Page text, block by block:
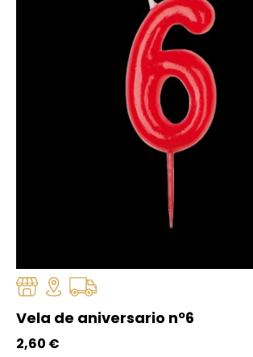
Vela de aniversario nº6
2,60 €